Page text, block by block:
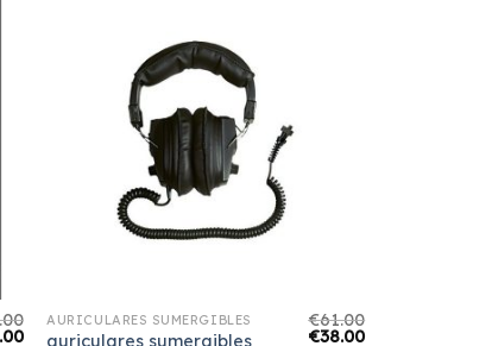
AURICULARES SUMERGIBLES
auriculares sumergibles
€61.00
€38.00